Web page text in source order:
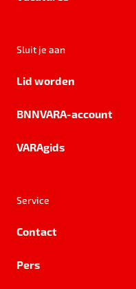
Sluit je aan
Lid worden
BNNVARA-account
VARAgids
Service
Contact
Pers